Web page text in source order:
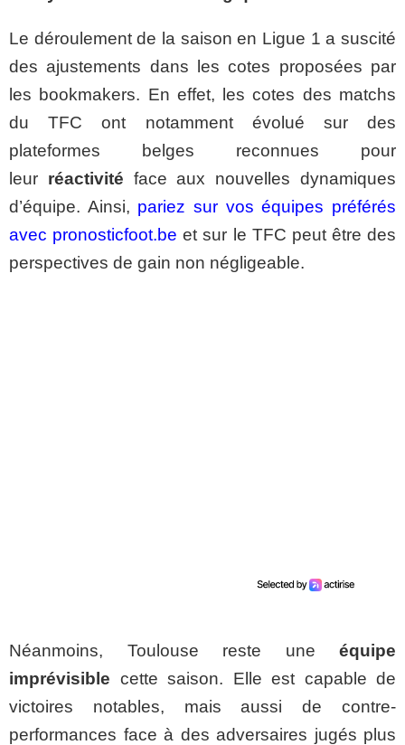
Le déroulement de la saison en Ligue 1 a suscité
des ajustements dans les cotes proposées par
les bookmakers. En effet, les cotes des matchs
du TFC ont notamment évolué sur des
plateformes belges reconnues pour
leur réactivité face aux nouvelles dynamiques
d’équipe. Ainsi, pariez sur vos équipes préférés
avec pronosticfoot.be et sur le TFC peut être des
perspectives de gain non négligeable.
Néanmoins, Toulouse reste une équipe
imprévisible cette saison. Elle est capable de
victoires notables, mais aussi de contre-
performances face à des adversaires jugés plus